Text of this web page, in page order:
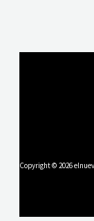
Copyright © 2026